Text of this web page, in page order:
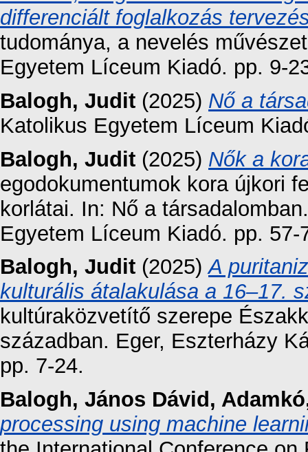
differenciált foglalkozás
tudománya, a nevelés
Egyetem Líceum Kiadó. pp. 9-
Balogh, Judit (2025) Nő a
Katolikus Egyetem Líceum
Balogh, Judit (2025) Nők a
egodokumentumok kora újkori
korlátai. In: Nő a
Egyetem Líceum Kiadó. pp. 57-
Balogh, Judit (2025)A
kulturális átalakulása a 16–17.
kultúraközvetítő szerepe
században. Eger, Eszterházy
pp. 7-24.
Balogh, János Dávid ,
processing using machine